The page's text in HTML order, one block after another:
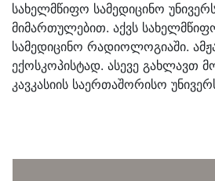
სახელმწიფო სამედიცინო
მიმართულებით. აქვს
სამედიცინო რადიოლოგიაში.
ექოსკოპისტად. ასევე გახლავთ
კავკასიის საერთაშორისო